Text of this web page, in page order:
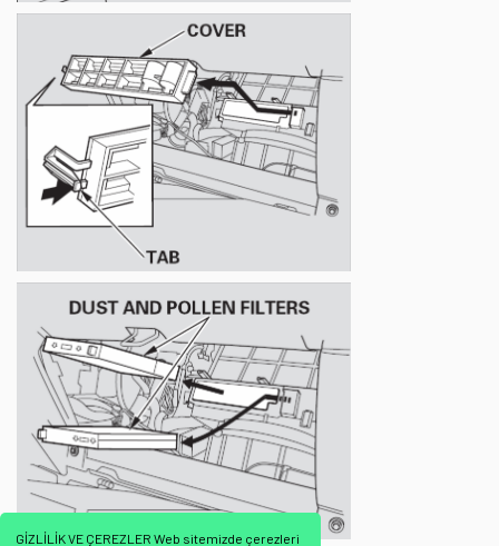
GİZLİLİK VE ÇEREZLER Web sitemizde çerezleri